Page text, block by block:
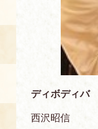
空き
使用
食の
展示
ディボディバ
西沢昭信